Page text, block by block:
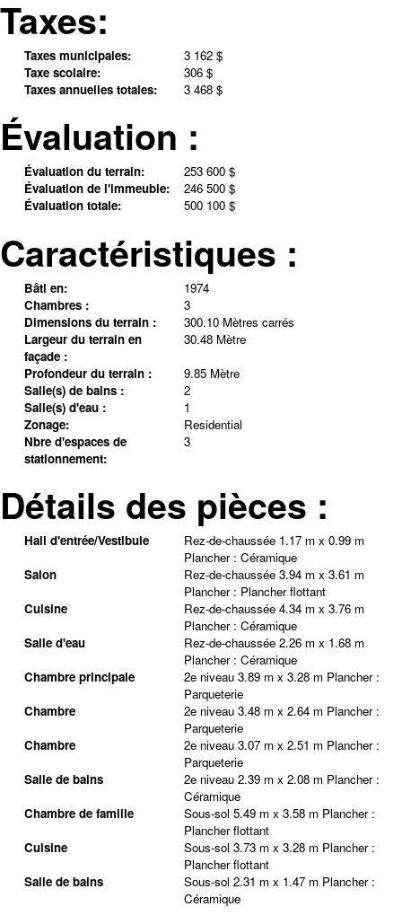
Taxes:
Taxes municipales:
3 162 $
Taxe scolaire:
306 $
Taxes annuelles totales:
3 468 $
Évaluation :
Évaluation du terrain:
253 600 $
Évaluation de l'immeuble:
246 500 $
Évaluation totale:
500 100 $
Caractéristiques :
Bâti en:
1974
Chambres :
3
Dimensions du terrain :
300.10 Mètres carrés
Largeur du terrain en
façade :
30.48 Mètre
Profondeur du terrain :
9.85 Mètre
Salle(s) de bains :
2
Salle(s) d'eau :
1
Zonage:
Residential
Nbre d'espaces de
stationnement:
3
Détails des pièces :
Hall d'entrée/Vestibule Rez-de-chaussée 1.17 m x 0.99 m
Plancher : Céramique
Salon
Rez-de-chaussée 3.94 m x 3.61 m
Plancher : Plancher flottant
Cuisine
Rez-de-chaussée 4.34 m x 3.76 m
Plancher : Céramique
Salle d'eau
Rez-de-chaussée 2.26 m x 1.68 m
Plancher : Céramique
Chambre principale
2e niveau 3.89 m x 3.28 m Plancher :
Parqueterie
Chambre
2e niveau 3.48 m x 2.64 m Plancher :
Parqueterie
Chambre
2e niveau 3.07 m x 2.51 m Plancher :
Parqueterie
Salle de bains
2e niveau 2.39 m x 2.08 m Plancher :
Céramique
Chambre de famille
Sous-sol 5.49 m x 3.58 m Plancher :
Plancher flottant
Cuisine
Sous-sol 3.73 m x 3.28 m Plancher :
Plancher flottant
Salle de bains
Sous-sol 2.31 m x 1.47 m Plancher :
Céramique